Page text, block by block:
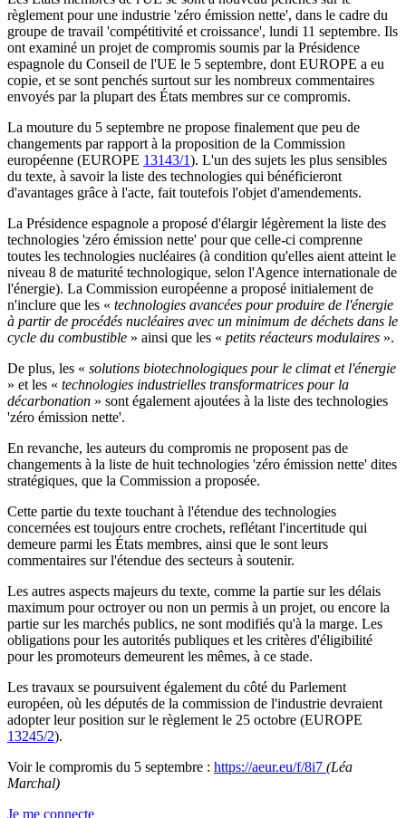
règlement pour une industrie 'zéro émission nette', dans le cadre du
groupe de travail 'compétitivité et croissance', lundi 11 septembre. Ils
ont examiné un projet de compromis soumis par la Présidence
espagnole du Conseil de l'UE le 5 septembre, dont EUROPE a eu
copie, et se sont penchés surtout sur les nombreux commentaires
envoyés par la plupart des États membres sur ce compromis.
La mouture du 5 septembre ne propose finalement que peu de
changements par rapport à la proposition de la Commission
européenne (EUROPE 13143/1). L'un des sujets les plus sensibles
du texte, à savoir la liste des technologies qui bénéficieront
d'avantages grâce à l'acte, fait toutefois l'objet d'amendements.
La Présidence espagnole a proposé d'élargir légèrement la liste des
technologies 'zéro émission nette' pour que celle-ci comprenne
toutes les technologies nucléaires (à condition qu'elles aient atteint le
niveau 8 de maturité technologique, selon l'Agence internationale de
l'énergie). La Commission européenne a proposé initialement de
n'inclure que les « technologies avancées pour produire de l'énergie
à partir de procédés nucléaires avec un minimum de déchets dans le
cycle du combustible » ainsi que les « petits réacteurs modulaires ».
De plus, les « solutions biotechnologiques pour le climat et l'énergie
» et les « technologies industrielles transformatrices pour la
décarbonation » sont également ajoutées à la liste des technologies
'zéro émission nette'.
En revanche, les auteurs du compromis ne proposent pas de
changements à la liste de huit technologies 'zéro émission nette' dites
stratégiques, que la Commission a proposée.
Cette partie du texte touchant à l'étendue des technologies
concernées est toujours entre crochets, reflétant l'incertitude qui
demeure parmi les États membres, ainsi que le sont leurs
commentaires sur l'étendue des secteurs à soutenir.
Les autres aspects majeurs du texte, comme la partie sur les délais
maximum pour octroyer ou non un permis à un projet, ou encore la
partie sur les marchés publics, ne sont modifiés qu'à la marge. Les
obligations pour les autorités publiques et les critères d'éligibilité
pour les promoteurs demeurent les mêmes, à ce stade.
Les travaux se poursuivent également du côté du Parlement
européen, où les députés de la commission de l'industrie devraient
adopter leur position sur le règlement le 25 octobre (EUROPE
13245/2).
Voir le compromis du 5 septembre : https://aeur.eu/f/8i7 (Léa
Marchal)
Je me connecte